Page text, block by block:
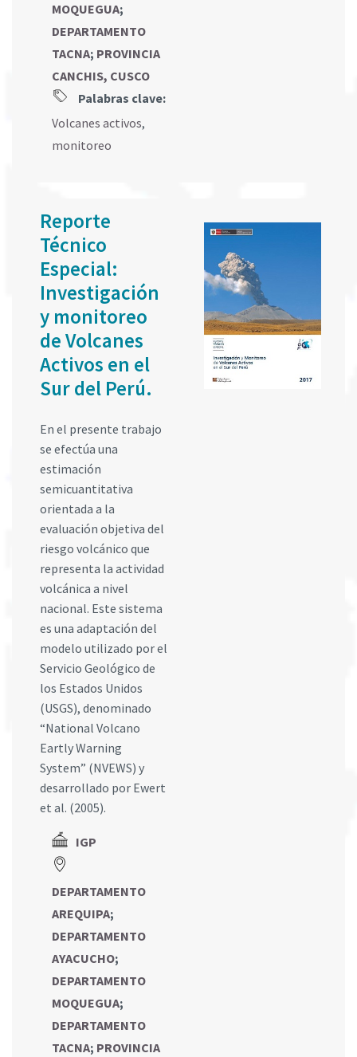
MOQUEGUA;
DEPARTAMENTO
TACNA; PROVINCIA
CANCHIS, CUSCO
Palabras clave:
Volcanes activos,
monitoreo
Reporte
Técnico
Especial:
Investigación
y monitoreo
de Volcanes
Activos en el
Sur del Perú.
En el presente trabajo
se efectúa una
estimación
semicuantitativa
orientada a la
evaluación objetiva del
riesgo volcánico que
representa la actividad
volcánica a nivel
nacional. Este sistema
es una adaptación del
modelo utilizado por el
Servicio Geológico de
los Estados Unidos
(USGS), denominado
“National Volcano
Eartly Warning
System” (NVEWS) y
desarrollado por Ewert
et al. (2005).
IGP
DEPARTAMENTO
AREQUIPA;
DEPARTAMENTO
AYACUCHO;
DEPARTAMENTO
MOQUEGUA;
DEPARTAMENTO
TACNA; PROVINCIA